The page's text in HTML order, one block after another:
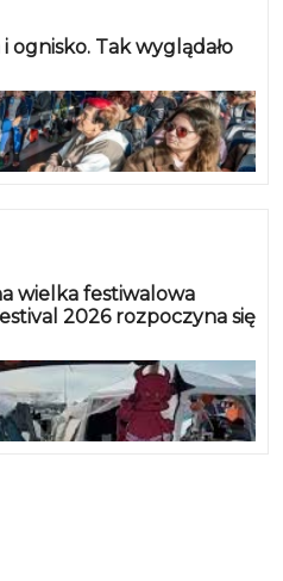
ognisko. Tak wyglądało
wielka festiwalowa
2026 rozpoczyna się